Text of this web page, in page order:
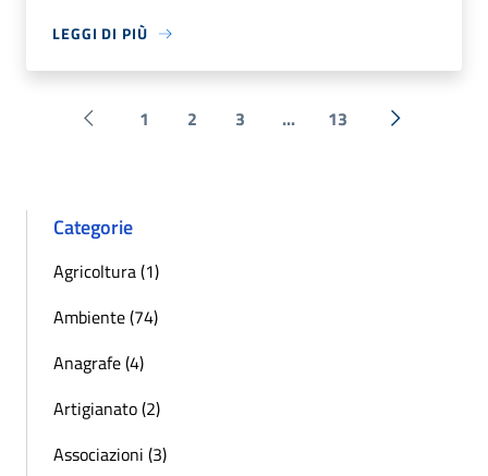
LEGGI DI PIÙ
Pagina precedente
1 2 3 ... 13 Successiva
Categorie
Agricoltura (1)
Ambiente (74)
Anagrafe (4)
Artigianato (2)
Associazioni (3)